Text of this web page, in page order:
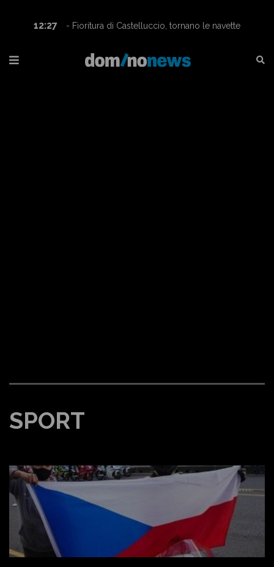
12:27
- Fioritura di Castelluccio, tornano le navette
SPORT